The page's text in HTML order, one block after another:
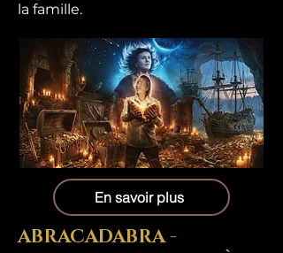
la famille.
En savoir plus
ABRACADABRA -